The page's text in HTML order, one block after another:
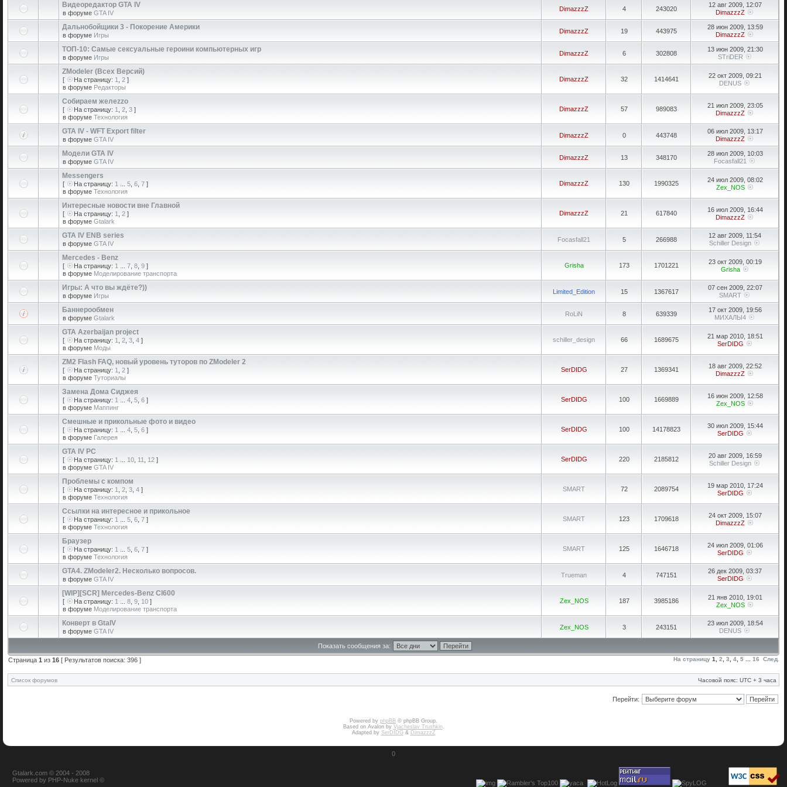
Видеоредактор GTA IV
в форуме GTA IV
DimazzzZ 4 243020
12 авг 2009, 12:07
DimazzzZ
Дальнобойщики 3 - Покорение Америки
в форуме Игры
DimazzzZ 19 443975
28 июн 2009, 13:59
DimazzzZ
ТОП-10: Самые сексуальные героини компьютерных игр
в форуме Игры
DimazzzZ 6 302808
13 июн 2009, 21:30
STriDER
ZModeler (Всех Версий)
[ На страницу: 1 2 ]
в форуме Редакторы
DimazzzZ 32 1414641
22 окт 2009, 09:21
DENUS
Собираем желеzzо
[ На страницу: 1 2 3 ]
в форуме Технология
DimazzzZ 57 989083
21 июл 2009, 23:05
DimazzzZ
GTA IV - WFT Export filter
в форуме GTA IV
DimazzzZ 0 443748
06 июл 2009, 13:17
DimazzzZ
Модели GTA IV
в форуме GTA IV
DimazzzZ 13 348170
28 июл 2009, 10:03
Focasfall21
Messengers
[ На страницу: 1 5 6 7 ]
в форуме Технология
DimazzzZ 130 1990325
24 июл 2009, 08:02
Zex_NOS
Интересные новости вне Главной
[ На страницу: 1 2 ]
в форуме Gtalark
DimazzzZ 21 617840
16 июл 2009, 16:44
DimazzzZ
GTA IV ENB series
в форуме GTA IV
Focasfall21 5 266988
12 авг 2009, 11:54
Schiller Design
Mercedes - Benz
[ На страницу: 1 7 8 9 ]
в форуме Моделирование транспорта
Grisha 173 1701221
23 окт 2009, 00:19
Grisha
Игры: А что вы ждёте?))
в форуме Игры
Limited_Edition 15 1367617
07 сен 2009, 22:07
SMART
Баннерообмен
в форуме Gtalark
RoLiN 8 639339
17 окт 2009, 19:56
МИХАЛЫ4
GTA Azerbaijan project
[ На страницу: 1 2 3 4 ]
в форуме Моды
schiller_design 66 1689675
21 мар 2010, 18:51
SerDIDG
ZM2 Flash FAQ, новый уровень туторов по ZModeler 2
[ На страницу: 1 2 ]
в форуме Туториалы
SerDIDG 27 1369341
18 авг 2009, 22:52
DimazzzZ
Замена Дома Сиджея
[ На страницу: 1 4 5 6 ]
в форуме Маппинг
SerDIDG 100 1669889
16 июн 2009, 12:58
Zex_NOS
Смешные и прикольные фото и видео
[ На страницу: 1 4 5 6 ]
в форуме Галерея
SerDIDG 100 14178823
30 июл 2009, 15:44
SerDIDG
GTA IV PC
[ На страницу: 1 10 11 12 ]
в форуме GTA IV
SerDIDG 220 2185812
20 авг 2009, 16:59
Schiller Design
Проблемы с компом
[ На страницу: 1 2 3 4 ]
в форуме Технология
SMART 72 2089754
19 мар 2010, 17:24
SerDIDG
Ссылки на интересное и прикольное
[ На страницу: 1 5 6 7 ]
в форуме Технология
SMART 123 1709618
24 окт 2009, 15:07
DimazzzZ
Браузер
[ На страницу: 1 5 6 7 ]
в форуме Технология
SMART 125 1646718
24 июл 2009, 01:06
SerDIDG
GTA4. ZModeler2. Несколько вопросов.
в форуме GTA IV
Trueman 4 747151
26 дек 2009, 03:37
SerDIDG
[WIP][SCR] Mercedes-Benz Cl600
[ На страницу: 1 8 9 10 ]
в форуме Моделирование транспорта
Zex_NOS 187 3985186
21 янв 2010, 19:01
Zex_NOS
Конверт в GtaIV
в форуме GTA IV
Zex_NOS 3 243151
23 июл 2009, 18:54
DENUS
Показать сообщения за:
Страница 1 из 16 [ Результатов поиска: 396 ] На страницу 1 2 3 4 5 16 След.
Список форумов Часовой пояс: UTC + 3 часа
Перейти:
Powered by phpBB © phpBB Group.
Based on Avalon by Vjacheslav Trushkin.
Adapted by SerDIDG& DimazzzZ
0
Gtalark.com © 2004 - 2008
Powered by PHP-Nuke kernel ©